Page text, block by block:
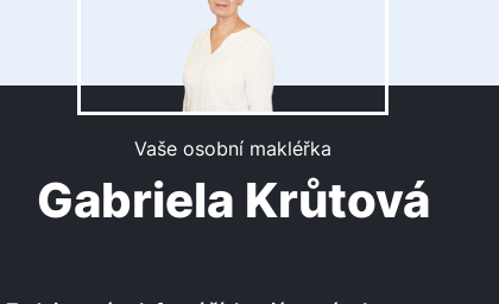
Vaše osobní makléřka
Gabriela Krůtová